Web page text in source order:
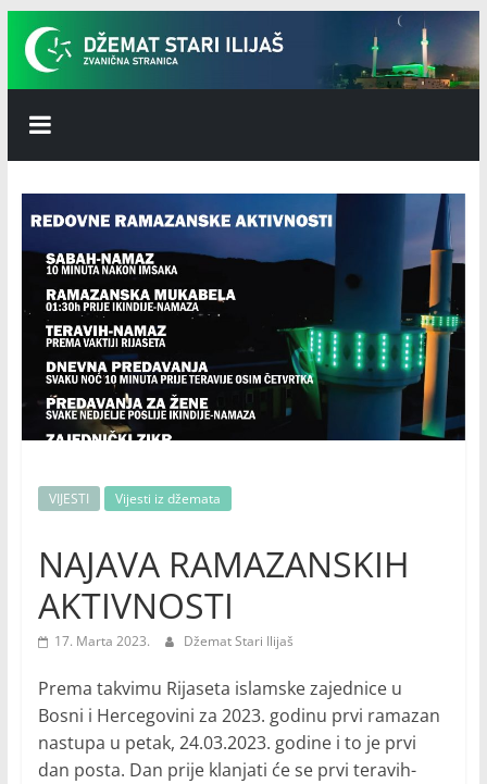
Skip
content
Džemat
Stari
Ilijaš
VIJESTI Vijesti iz džemata
NAJAVA RAMAZANSKIH
AKTIVNOSTI
17. Marta 2023. Džemat Stari Ilijaš
Prema takvimu Rijaseta islamske zajednice u
Bosni i Hercegovini za 2023. godinu prvi ramazan
nastupa u petak, 24.03.2023. godine i to je prvi
dan posta. Dan prije klanjati će se prvi teravih-